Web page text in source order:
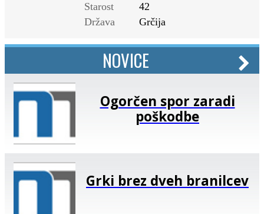
Starost
42
Država
Grčija
NOVICE
Ogorčen spor zaradi
poškodbe
Grki brez dveh branilcev